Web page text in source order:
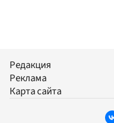
Редакция
Реклама
Карта сайта